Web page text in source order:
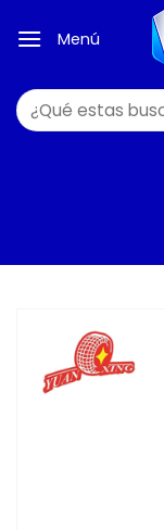
Menú
Buscar
por: